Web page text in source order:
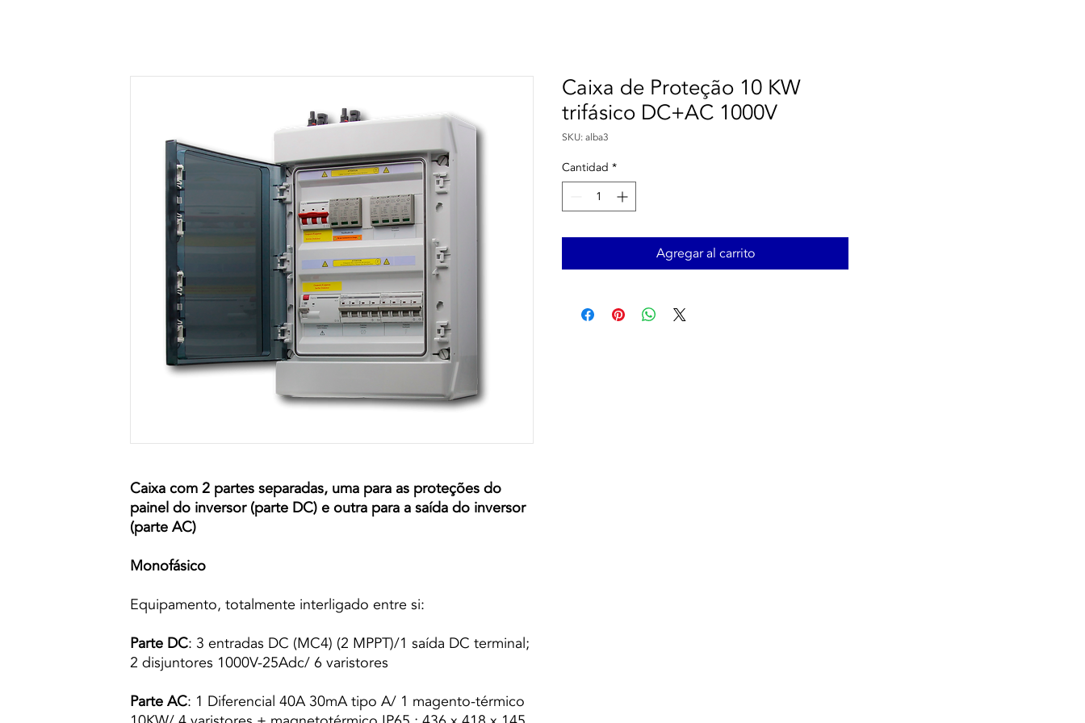
Caixa com 2 partes separadas, uma para as proteções do
painel do inversor (parte DC) e outra para a saída do inversor
(parte AC)
Monofásico
Equipamento, totalmente interligado entre si:
Parte DC: 3 entradas DC (MC4) (2 MPPT)/1 saída DC terminal;
2 disjuntores 1000V-25Adc/ 6 varistores
Parte AC: 1 Diferencial 40A 30mA tipo A/ 1 magento-térmico
Caixa de Proteção 10 KW
trifásico DC+AC 1000V
SKU: alba3
Cantidad *
Agregar al carrito